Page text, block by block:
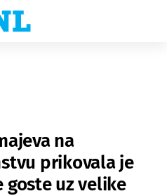
na
prikovala je
goste uz velike